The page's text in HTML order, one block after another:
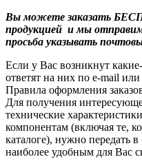
Вы можете заказать
продукцией и мы отправим
просьба указывать
Если у Вас возникнут
ответят на них по e-mail
Правила оформления
Для получения
технические
компонентам (включая те,
каталоге), нужно передать в
наиболее удобным для Вас